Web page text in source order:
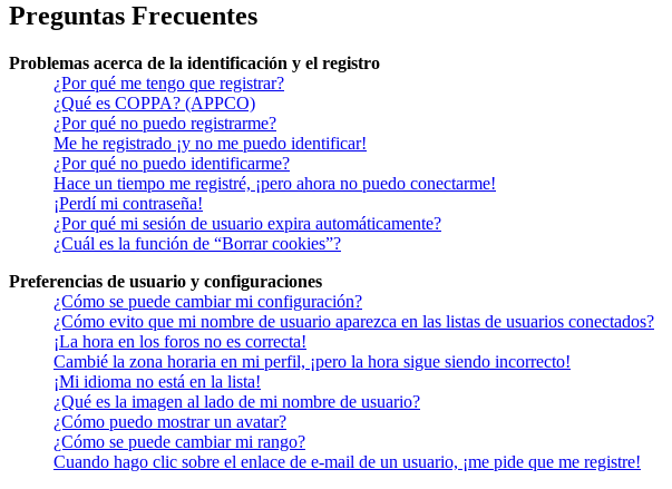
Preguntas Frecuentes
Problemas acerca de la identificación y el registro
¿Por qué me tengo que registrar?
¿Qué es COPPA? (APPCO)
¿Por qué no puedo registrarme?
Me he registrado ¡y no me puedo identificar!
¿Por qué no puedo identificarme?
Hace un tiempo me registré, ¡pero ahora no puedo conectarme!
¡Perdí mi contraseña!
¿Por qué mi sesión de usuario expira automáticamente?
¿Cuál es la función de “Borrar cookies”?
Preferencias de usuario y configuraciones
¿Cómo se puede cambiar mi configuración?
¿Cómo evito que mi nombre de usuario aparezca en las listas de usuarios conectados?
¡La hora en los foros no es correcta!
Cambié la zona horaria en mi perfil, ¡pero la hora sigue siendo incorrecto!
¡Mi idioma no está en la lista!
¿Qué es la imagen al lado de mi nombre de usuario?
¿Cómo puedo mostrar un avatar?
¿Cómo se puede cambiar mi rango?
Cuando hago clic sobre el enlace de e-mail de un usuario, ¡me pide que me registre!